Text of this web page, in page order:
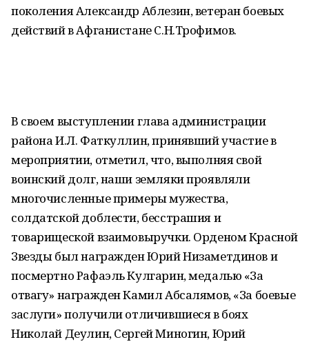
поколения Александр Аблезин, ветеран боевых
действий в Афганистане С.Н.Трофимов.
В своем выступлении глава администрации
района И.Л. Фаткуллин, принявший участие в
мероприятии, отметил, что, выполняя свой
воинский долг, наши земляки проявляли
многочисленные примеры мужества,
солдатской доблести, бесстрашия и
товарищеской взаимовыручки. Орденом Красной
Звезды был награжден Юрий Низаметдинов и
посмертно Рафаэль Кулгарин, медалью «За
отвагу» награжден Камил Абсалямов, «За боевые
заслуги» получили отличившиеся в боях
Николай Деулин, Сергей Миногин, Юрий